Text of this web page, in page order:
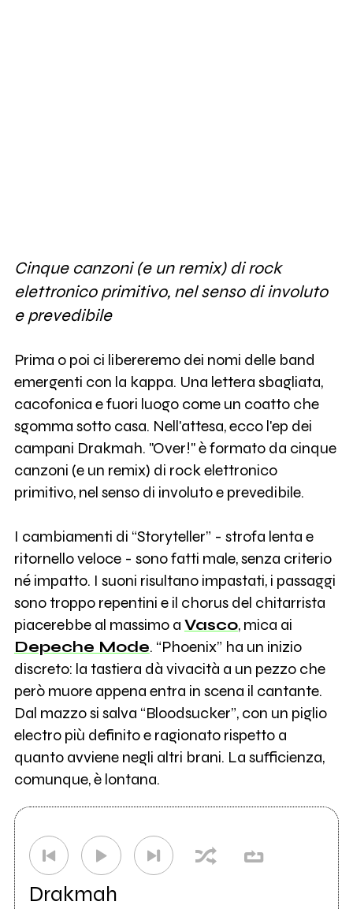
Cinque canzoni (e un remix) di rock
elettronico primitivo, nel senso di involuto
e prevedibile
Prima o poi ci libereremo dei nomi delle band
emergenti con la kappa. Una lettera sbagliata,
cacofonica e fuori luogo come un coatto che
sgomma sotto casa. Nell'attesa, ecco l'ep dei
campani Drakmah. "Over!" è formato da cinque
canzoni (e un remix) di rock elettronico
primitivo, nel senso di involuto e prevedibile.
I cambiamenti di “Storyteller” - strofa lenta e
ritornello veloce - sono fatti male, senza criterio
né impatto. I suoni risultano impastati, i passaggi
sono troppo repentini e il chorus del chitarrista
piacerebbe al massimo a Vasco, mica ai
Depeche Mode. “Phoenix” ha un inizio
discreto: la tastiera dà vivacità a un pezzo che
però muore appena entra in scena il cantante.
Dal mazzo si salva “Bloodsucker”, con un piglio
electro più definito e ragionato rispetto a
quanto avviene negli altri brani. La sufficienza,
comunque, è lontana.
Drakmah